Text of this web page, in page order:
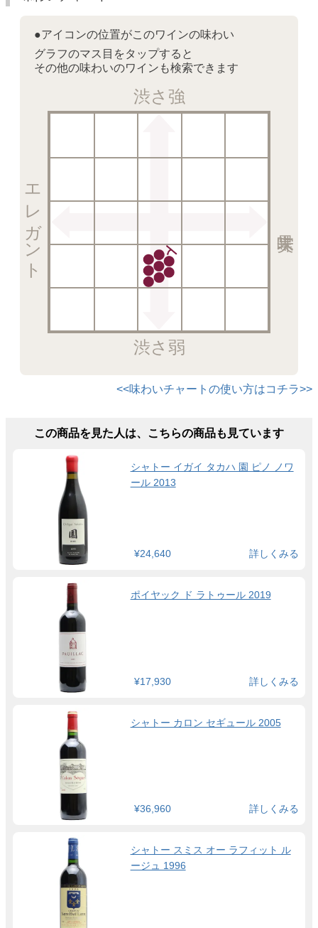
●アイコンの位置がこのワインの味わい
グラフのマス目をタップすると
その他の味わいのワインも検索できます
渋さ強
渋さ弱
エレガント
<<味わいチャートの使い方はコチラ>>
この商品を見た人は、こちらの商品も見ています
シャトー イガイ タカハ 園 ピノ ノワ
ール 2013
¥24,640 詳しくみる
ポイヤック ド ラトゥール 2019
¥17,930 詳しくみる
シャトー カロン セギュール 2005
¥36,960 詳しくみる
シャトー スミス オー ラフィット ル
ージュ 1996